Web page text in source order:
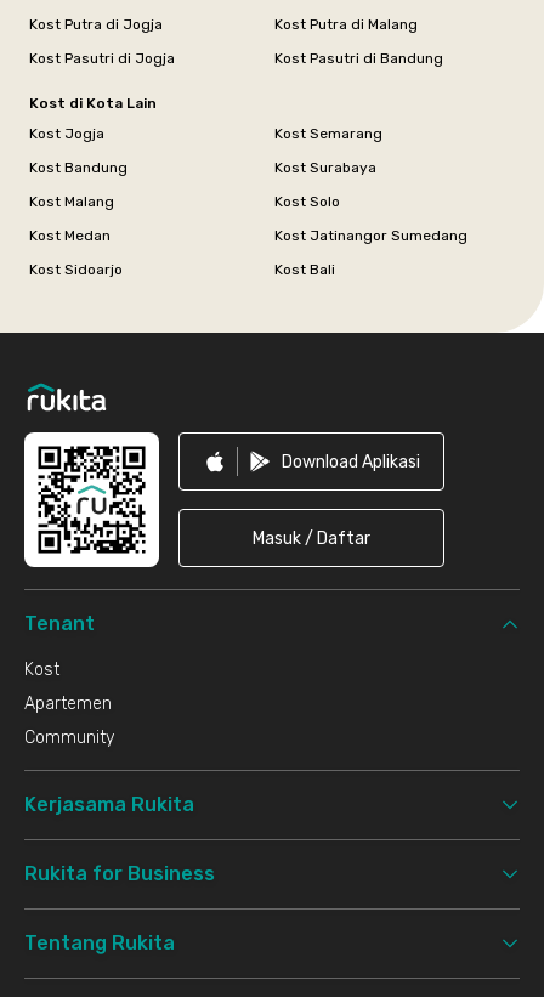
Kost Putra di Jogja
Kost Putra di Malang
Kost Pasutri di Jogja
Kost Pasutri di Bandung
Kost di Kota Lain
Kost Jogja
Kost Semarang
Kost Bandung
Kost Surabaya
Kost Malang
Kost Solo
Kost Medan
Kost Jatinangor Sumedang
Kost Sidoarjo
Kost Bali
Download Aplikasi
Masuk / Daftar
Tenant
Kost
Apartemen
Community
Kerjasama Rukita
Rukita for Business
Tentang Rukita